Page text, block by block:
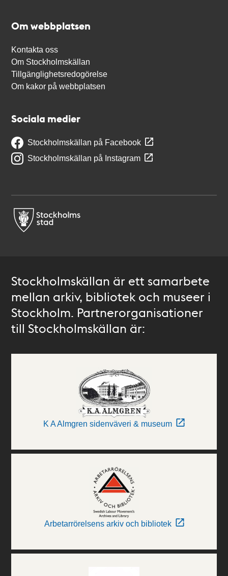
Om webbplatsen
Kontakta oss
Om Stockholmskällan
Tillgänglighetsredogörelse
Om kakor på webbplatsen
Sociala medier
Stockholmskällan på Facebook
Stockholmskällan på Instagram
Stockholmskällan är ett samarbete
mellan arkiv, bibliotek och museer i
Stockholm. Partnerorganisationer
till Stockholmskällan är:
K A Almgren sidenväveri & museum
Arbetarrörelsens arkiv och bibliotek